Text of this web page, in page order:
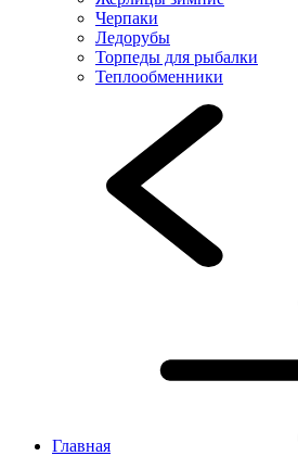
Черпаки
Ледорубы
Торпеды для рыбалки
Теплообменники
Главная